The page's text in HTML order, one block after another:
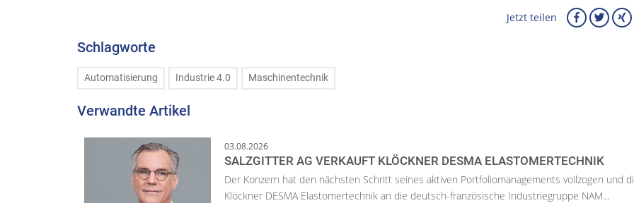
Jetzt teilen
Schlagworte
Automatisierung Industrie 4.0 Maschinentechnik
Verwandte Artikel
03.08.2026
SALZGITTER AG VERKAUFT KLÖCKNER DESMA ELASTOMERTECHNIK
Der Konzern hat den nächsten Schritt seines aktiven Portfoliomanagements vollzogen und
Klöckner DESMA Elastomertechnik an die deutsch-französische Industriegruppe NAM...